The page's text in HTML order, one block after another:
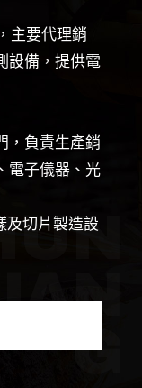
主要代理銷
設備，提供電
，負責生產銷
電子儀器、光
及切片製造設
G